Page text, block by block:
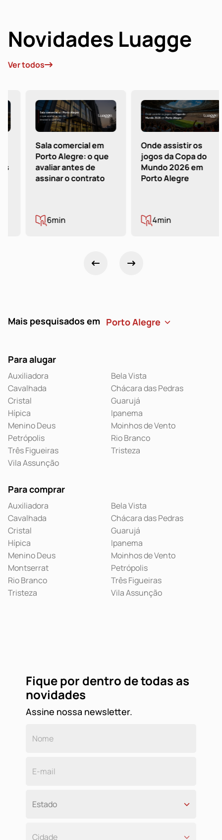
Novidades Luagge
Ver todos
Sala comercial em
Porto Alegre: o que
avaliar antes de
assinar o contrato
6min
Onde assistir os
jogos da Copa do
Mundo 2026 em
Porto Alegre
4min
Mais pesquisados em
Para alugar
Auxiliadora
Bela Vista
Cavalhada
Chácara das Pedras
Cristal
Guarujá
Hípica
Ipanema
Menino Deus
Moinhos de Vento
Petrópolis
Rio Branco
Três Figueiras
Tristeza
Vila Assunção
Para comprar
Auxiliadora
Bela Vista
Cavalhada
Chácara das Pedras
Cristal
Guarujá
Hípica
Ipanema
Menino Deus
Moinhos de Vento
Montserrat
Petrópolis
Rio Branco
Três Figueiras
Tristeza
Vila Assunção
Fique por dentro de todas as
novidades
Assine nossa newsletter.